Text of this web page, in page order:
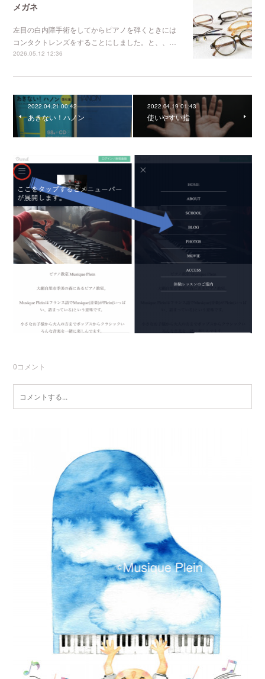
メガネ
左目の白内障手術をしてからピアノを弾くときには
コンタクトレンズをすることにしました。と、、…
2026.05.12 12:36
2022.04.21 00:42
あきない！ハノン
2022.04.19 01:43
使いやすい指
0コメント